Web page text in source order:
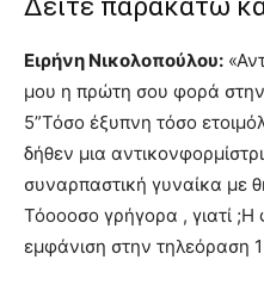
Δείτε παρακάτω
Ειρήνη Νικολοπούλου:
μου η πρώτη σου φορά
5”Τόσο έξυπνη τόσο
δήθεν μια
συναρπαστική γυναίκα με
Τόοοοσο γρήγορα , γιατί
εμφάνιση στην τηλεόραση